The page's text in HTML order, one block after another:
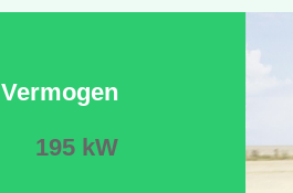
Vermogen
195 kW